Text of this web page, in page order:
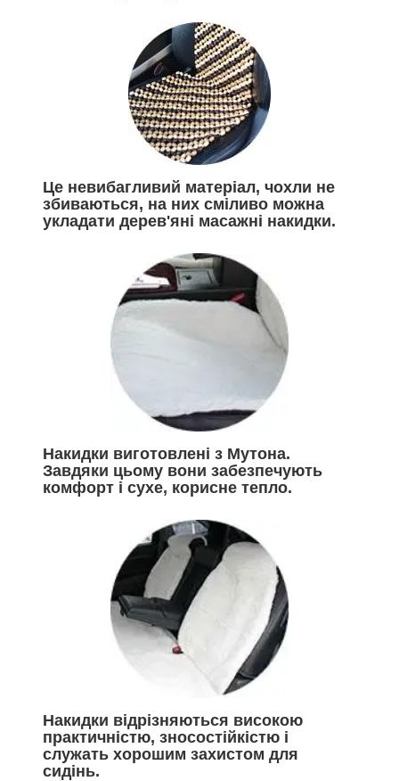
Це невибагливий матеріал, чохли не
збиваються, на них сміливо можна
укладати дерев'яні масажні накидки.
Накидки виготовлені з Мутона.
Завдяки цьому вони забезпечують
комфорт і сухе, корисне тепло.
Накидки відрізняються високою
практичністю, зносостійкістю і
служать хорошим захистом для
сидінь.